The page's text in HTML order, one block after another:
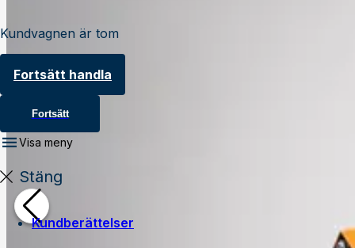
Kundvagnen är tom
Fortsätt handla
Fortsätt
Visa meny
Stäng
Kundberättelser